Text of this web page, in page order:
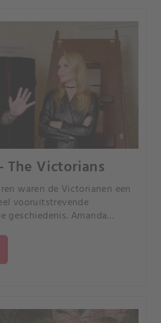
Victorians
waren de Victorianen een
vooruitstrevende
geschiedenis. Amanda
van de hedendaagse